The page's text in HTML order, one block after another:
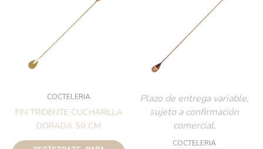
COCTELERIA
FIN TRIDENTE CUCHARILLA
DORADA 50 CM
Plazo de entrega variable,
sujeto a confirmación
comercial.
COCTELERIA